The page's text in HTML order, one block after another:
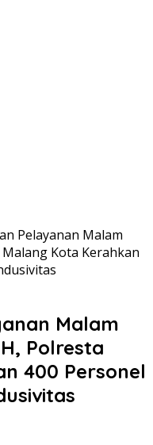
Pelayanan Malam
Kota Kerahkan
Malam
Polresta
400 Personel